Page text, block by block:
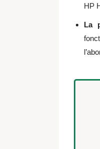
HP
La